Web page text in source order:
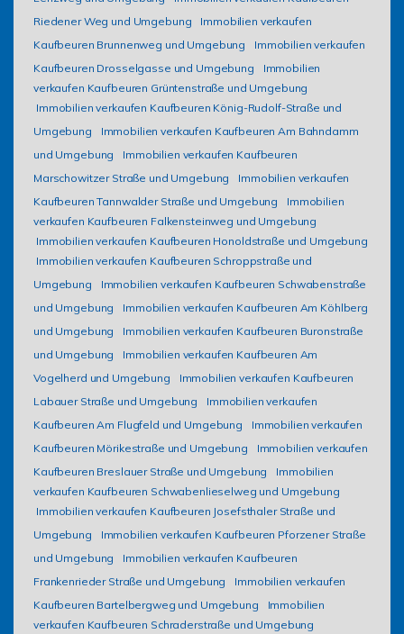
Riedener Weg und Umgebung
Immobilien verkaufen
Kaufbeuren Brunnenweg und Umgebung
Immobilien verkaufen
Kaufbeuren Drosselgasse und Umgebung
Immobilien
verkaufen Kaufbeuren Grüntenstraße und Umgebung
Immobilien verkaufen Kaufbeuren König-Rudolf-Straße und
Umgebung
Immobilien verkaufen Kaufbeuren Am Bahndamm
und Umgebung
Immobilien verkaufen Kaufbeuren
Marschowitzer Straße und Umgebung
Immobilien verkaufen
Kaufbeuren Tannwalder Straße und Umgebung
Immobilien
verkaufen Kaufbeuren Falkensteinweg und Umgebung
Immobilien verkaufen Kaufbeuren Honoldstraße und Umgebung
Immobilien verkaufen Kaufbeuren Schroppstraße und
Umgebung
Immobilien verkaufen Kaufbeuren Schwabenstraße
und Umgebung
Immobilien verkaufen Kaufbeuren Am Köhlberg
und Umgebung
Immobilien verkaufen Kaufbeuren Buronstraße
und Umgebung
Immobilien verkaufen Kaufbeuren Am
Vogelherd und Umgebung
Immobilien verkaufen Kaufbeuren
Labauer Straße und Umgebung
Immobilien verkaufen
Kaufbeuren Am Flugfeld und Umgebung
Immobilien verkaufen
Kaufbeuren Mörikestraße und Umgebung
Immobilien verkaufen
Kaufbeuren Breslauer Straße und Umgebung
Immobilien
verkaufen Kaufbeuren Schwabenlieselweg und Umgebung
Immobilien verkaufen Kaufbeuren Josefsthaler Straße und
Umgebung
Immobilien verkaufen Kaufbeuren Pforzener Straße
und Umgebung
Immobilien verkaufen Kaufbeuren
Frankenrieder Straße und Umgebung
Immobilien verkaufen
Kaufbeuren Bartelbergweg und Umgebung
Immobilien
verkaufen Kaufbeuren Schraderstraße und Umgebung